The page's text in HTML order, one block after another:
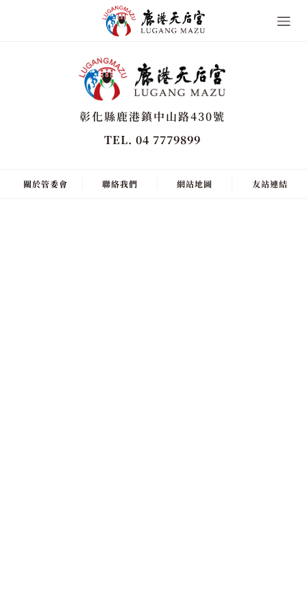
彰化縣鹿港鎮中山路430號
TEL. 04 7779899
關於管委會 聯絡我們 網站地圖 友站連結